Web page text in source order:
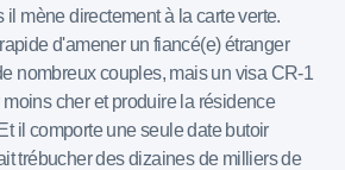
il mène directement à la carte verte.
d'amener un fiancé(e) étranger
nombreux couples, mais un visa CR-1
cher et produire la résidence
il comporte une seule date butoir
trébucher des dizaines de milliers de